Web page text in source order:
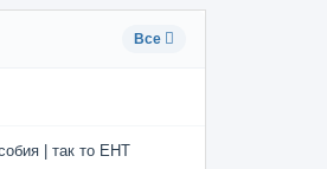
Все
| так то ЕНТ